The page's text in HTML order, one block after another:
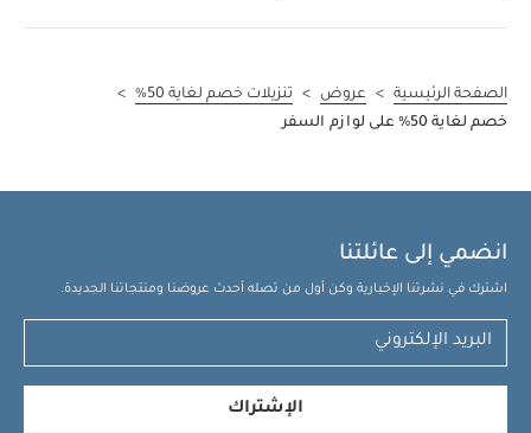
الصفحة الرئيسية > عروض > تنزيلات خصم لغاية 50%
>
خصم لغاية 50% على لوازم السفر
انضمي إلى عائلتنا
اشترك في نشرتنا الإخبارية وكن أول من تصله أحدث عروضنا ومنتجاتنا الجديدة.
الإشتراك